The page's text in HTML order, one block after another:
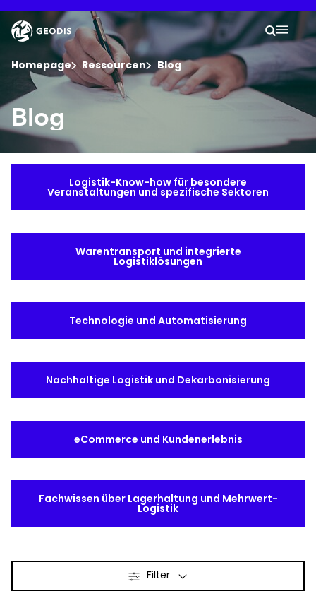
Hauptinhalt
springen
Unternehmen
News & Pressemeldungen
Karriere
Standorte
Sendung verfolgen
Switzerland​ - DE
Ihre
Suche
Sie befinden sich hier:
Homepage Ressourcen Blog
Keepeek
Blog
Logistik-Know-how für besondere
Veranstaltungen und spezifische Sektoren
Warentransport und integrierte
Logistiklösungen
Technologie und Automatisierung
Nachhaltige Logistik und Dekarbonisierung
eCommerce und Kundenerlebnis
Fachwissen über Lagerhaltung und Mehrwert-
Logistik
Filter